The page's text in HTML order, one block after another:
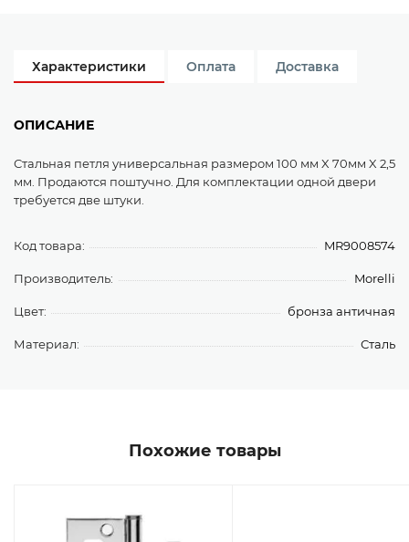
Характеристики Оплата Доставка
ОПИСАНИЕ
Стальная петля универсальная размером 100 мм X 70мм X 2,5
мм. Продаются поштучно. Для комплектации одной двери
требуется две штуки.
Код товара: MR9008574
Производитель: Morelli
Цвет: бронза античная
Материал: Сталь
Похожие товары